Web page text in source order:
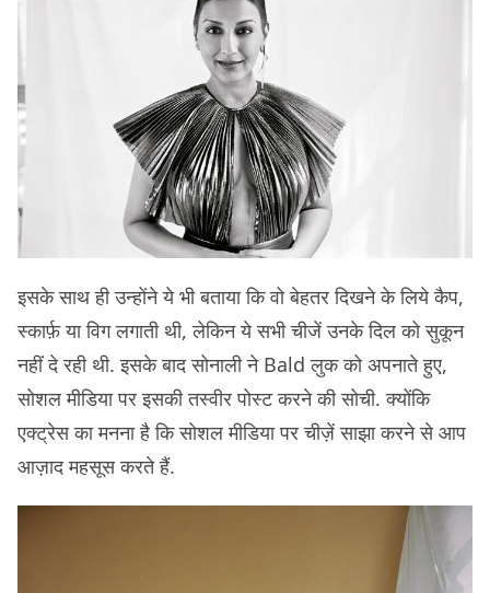
इसके साथ ही उन्होंने ये भी बताया कि वो बेहतर दिखने के लिये कैप,
स्कार्फ़ या विग लगाती थी, लेकिन ये सभी चीजें उनके दिल को सुकून
नहीं दे रही थी. इसके बाद सोनाली ने Bald लुक को अपनाते हुए,
सोशल मीडिया पर इसकी तस्वीर पोस्ट करने की सोची. क्योंकि
एक्ट्रेस का मनना है कि सोशल मीडिया पर चीज़ें साझा करने से आप
आज़ाद महसूस करते हैं.